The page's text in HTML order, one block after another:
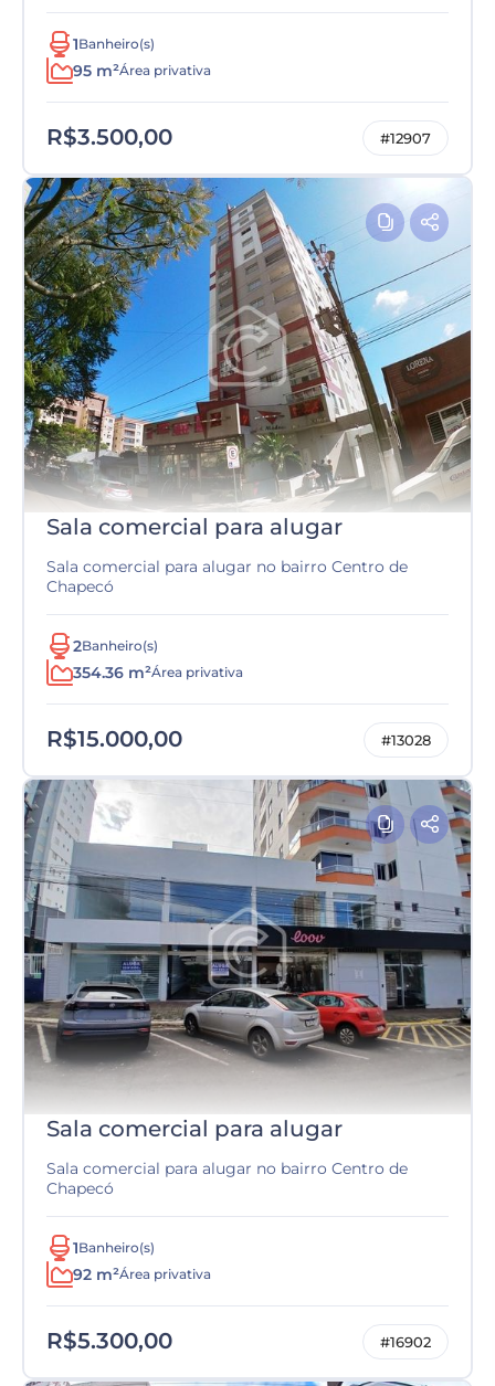
1Banheiro(s)
95 m²Área privativa
R$3.500,00 #12907
Sala comercial para alugar
Sala comercial para alugar no bairro Centro de
Chapecó
2Banheiro(s)
354.36 m²Área privativa
R$15.000,00 #13028
Sala comercial para alugar
Sala comercial para alugar no bairro Centro de
Chapecó
1Banheiro(s)
92 m²Área privativa
R$5.300,00 #16902